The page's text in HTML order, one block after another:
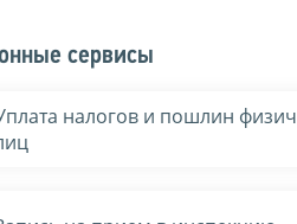
сервисы
налогов и пошлин